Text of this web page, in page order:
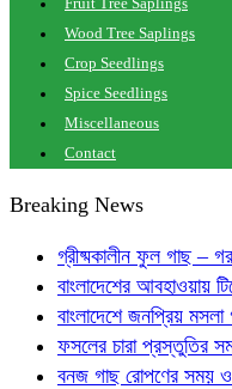
Fruit Tree Saplings
Wood Tree Saplings
Crop Seedlings
Spice Seedlings
Miscellaneous
Contact
Breaking News
গ্রীষ্মকালীন ফুল গাছ –
বাংলাদেশের আবহাওয়ায়
বাংলাদেশে জনপ্রিয়
ফসলের চারা প্রস্তুতির
বনজ গাছ রোপণের সময়